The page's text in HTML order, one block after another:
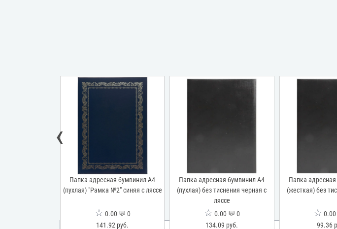
Папка адресная бумвинил А4
(пухлая) "Рамка №2" синяя с ляссе
☆ 0.00 💬 0
141.92 руб.
Папка адресная бумвинил А4
(пухлая) без тиснения черная с
ляссе
☆ 0.00 💬 0
134.09 руб.
Папка
(жесткая) без
☆
99.36
‹